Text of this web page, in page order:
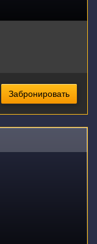
Забронировать